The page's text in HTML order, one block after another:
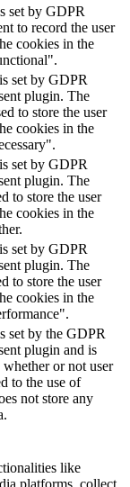
set by GDPR
to record the user
cookies in the
set by GDPR
plugin. The
to store the user
cookies in the
set by GDPR
plugin. The
to store the user
cookies in the
set by GDPR
plugin. The
to store the user
cookies in the
set by the GDPR
plugin and is
whether or not user
to the use of
not store any
like
platforms, collect